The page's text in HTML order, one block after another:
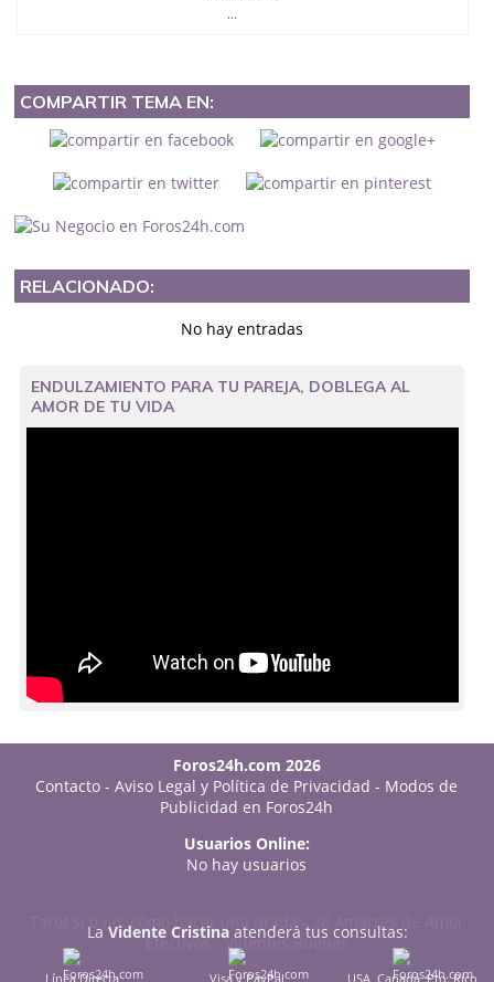
...
COMPARTIR TEMA EN:
RELACIONADO:
No hay entradas
ENDULZAMIENTO PARA TU PAREJA, DOBLEGA AL
AMOR DE TU VIDA
Foros24h.com 2026
Contacto -Aviso Legal y Política de Privacidad - Modos de
Publicidad en Foros24h
Usuarios Online:
No hay usuarios
Tarot sí o no: cómo hacer una tirada-
20 Amarres de Amor
Efectivos-Videntes Buenas
La Vidente Cristinaatenderá tus consultas:
Línea Directa Visa y PayPal USA, Canadá, Pto. Rico